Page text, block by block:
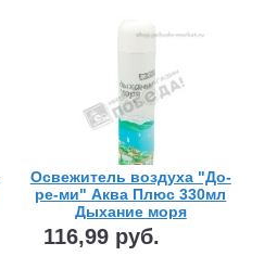
Освежитель воздуха "До-
ре-ми" Аква Плюс 330мл
Дыхание моря
116,99 руб.